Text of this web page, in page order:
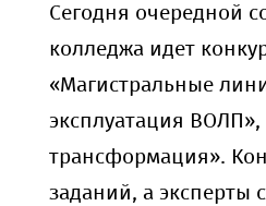
Сегодня очередной
колледжа идет
«Магистральные
эксплуатация
трансформация».
заданий, а эксперты